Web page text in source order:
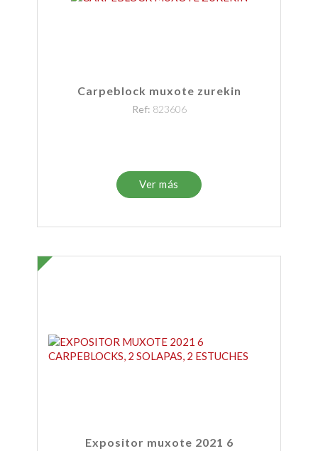
Carpeblock muxote zurekin
Ref: 823606
Ver más
Expositor muxote 2021 6